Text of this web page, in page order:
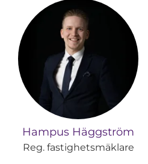
Hampus Häggström
Reg. fastighetsmäklare